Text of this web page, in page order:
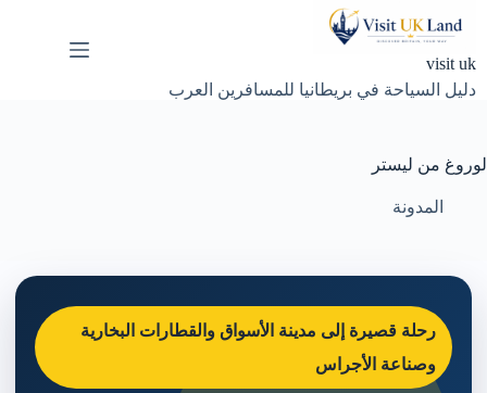
visit uk
دليل السياحة في بريطانيا للمسافرين العرب
لوروغ من ليستر
المدونة
رحلة قصيرة إلى مدينة الأسواق والقطارات البخارية
وصناعة الأجراس